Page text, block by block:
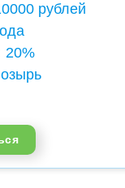
рублей
20%